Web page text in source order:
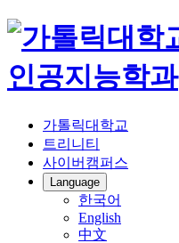
인공지능학과
가톨릭대학교
트리니티
사이버캠퍼스
Language
한국어
English
中文